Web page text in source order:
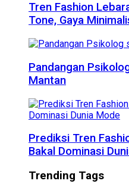
Tren Fashion
Tone, Gaya
Pandangan
Mantan
Prediksi Tren
Bakal Dominasi
Trending Tags